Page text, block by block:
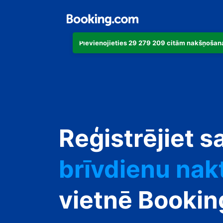
Pievienojieties 29 279 209 citām
Reģistrējiet
brīvdienu
viesu namu
pansiju
vietnē